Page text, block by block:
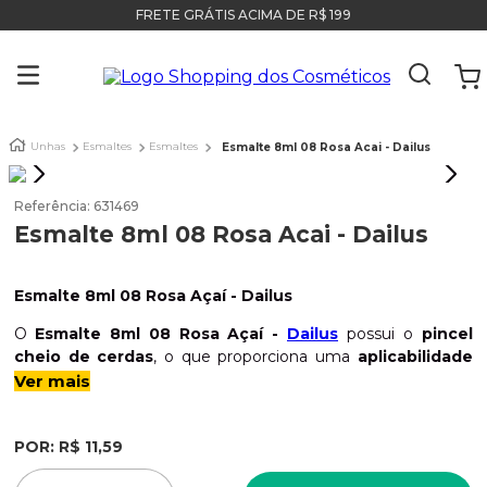
FRETE GRÁTIS ACIMA DE R$ 199
Unhas Esmaltes Esmaltes Esmalte 8ml 08 Rosa Acai - Dailus
Referência: 631469
Esmalte 8ml 08 Rosa Acai - Dailus
Esmalte 8ml 08 Rosa Açaí - Dailus
O Esmalte 8ml 08 Rosa Açaí - Dailus possui o pincel
cheio de cerdas, o que proporciona uma aplicabilidade
fácil e uniforme
duram por vários dias
contam com uma grande
variedade de cores, uma mais
Ver mais
POR: R$ 11,59